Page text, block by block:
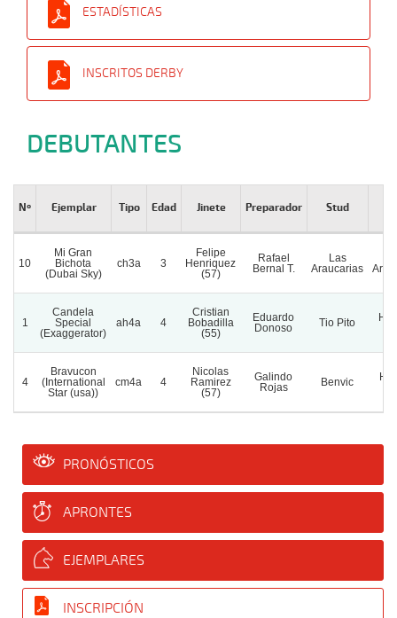
ESTADÍSTICAS
INSCRITOS DERBY
DEBUTANTES
Nº Ejemplar Tipo Edad Jinete Preparador Stud
10
Mi Gran
Bichota
(Dubai Sky)
ch3a 3
Felipe
Henriquez
(57)
Rafael
Bernal T.
Las
Araucarias
1
Candela
Special
(Exaggerator)
ah4a 4
Cristian
Bobadilla
(55)
Eduardo
Donoso
Tio Pito
H.
4
Bravucon
(International
Star (usa))
cm4a 4
Nicolas
Ramirez
(57)
Galindo
Rojas
Benvic
H.
PRONÓSTICOS
APRONTES
EJEMPLARES
INSCRIPCIÓN